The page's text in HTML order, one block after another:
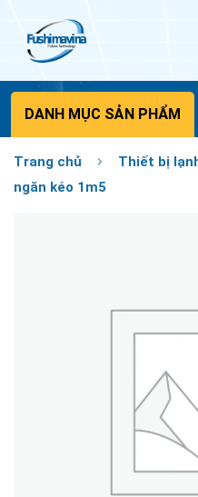
DANH MỤC SẢN PHẨM
Trang chủ Thiết bị
ngăn kéo 1m5